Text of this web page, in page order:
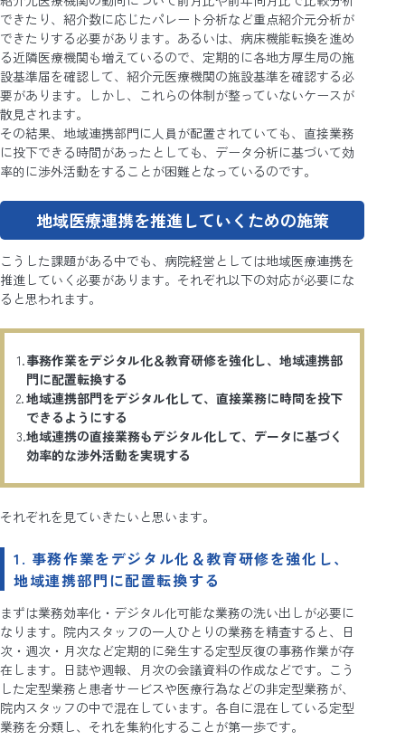
できたり、紹介数に応じたパレート分析など重点紹介元分析が
できたりする必要があります。あるいは、病床機能転換を進め
る近隣医療機関も増えているので、定期的に各地方厚生局の施
設基準届を確認して、紹介元医療機関の施設基準を確認する必
要があります。しかし、これらの体制が整っていないケースが
散見されます。
その結果、地域連携部門に人員が配置されていても、直接業務
に投下できる時間があったとしても、データ分析に基づいて効
率的に渉外活動をすることが困難となっているのです。
地域医療連携を推進していくための施策
こうした課題がある中でも、病院経営としては地域医療連携を
推進していく必要があります。それぞれ以下の対応が必要にな
ると思われます。
事務作業をデジタル化＆教育研修を強化し、地域連携部
門に配置転換する
地域連携部門をデジタル化して、直接業務に時間を投下
できるようにする
地域連携の直接業務もデジタル化して、データに基づく
効率的な渉外活動を実現する
それぞれを見ていきたいと思います。
1. 事務作業をデジタル化＆教育研修を強化し、
地域連携部門に配置転換する
まずは業務効率化・デジタル化可能な業務の洗い出しが必要に
なります。院内スタッフの一人ひとりの業務を精査すると、日
次・週次・月次など定期的に発生する定型反復の事務作業が存
在します。日誌や週報、月次の会議資料の作成などです。こう
した定型業務と患者サービスや医療行為などの非定型業務が、
院内スタッフの中で混在しています。各自に混在している定型
業務を分類し、それを集約化することが第一歩です。